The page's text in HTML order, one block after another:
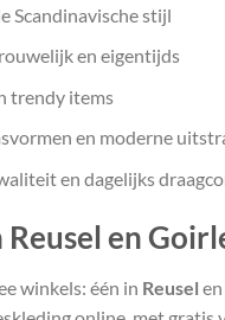
Scandinavische stijl
en eigentijds
trendy items
en moderne
en dagelijks
Reusel en
winkels: één in Reusel